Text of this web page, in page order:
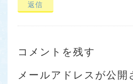
返信
コメントを残す
メールアドレスが公開